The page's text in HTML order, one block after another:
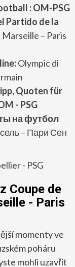
: OM-PSG
Partido dela
– Paris
Olympic di
Quoten für
- PSG
на футбол
– Пари Сен
- PSG
Coupe de
- Paris
momenty ve
poháru
mohli uzavřít